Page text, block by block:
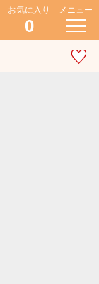
お気に入り
0
メニュー